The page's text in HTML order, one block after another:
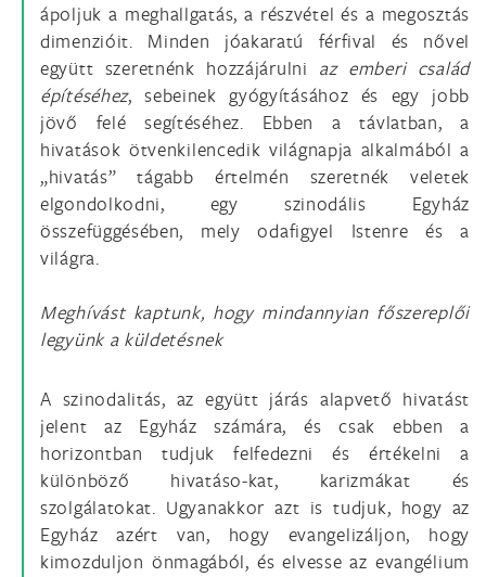
ápoljuk a meghallgatás, a részvétel és a megosztás
dimenzióit. Minden jóakaratú férfival és nővel
együtt szeretnénk hozzájárulni az emberi család
építéséhez, sebeinek gyógyításához és egy jobb
jövő felé segítéséhez. Ebben a távlatban, a
hivatások ötvenkilencedik világnapja alkalmából a
„hivatás” tágabb értelmén szeretnék veletek
elgondolkodni, egy szinodális Egyház
összefüggésében, mely odafigyel Istenre és a
világra.
Meghívást kaptunk, hogy mindannyian főszereplői
legyünk a küldetésnek
A szinodalitás, az együtt járás alapvető hivatást
jelent az Egyház számára, és csak ebben a
horizontban tudjuk felfedezni és értékelni a
különböző hivatáso-kat, karizmákat és
szolgálatokat. Ugyanakkor azt is tudjuk, hogy az
Egyház azért van, hogy evangelizáljon, hogy
kimozduljon önmagából, és elvesse az evangélium